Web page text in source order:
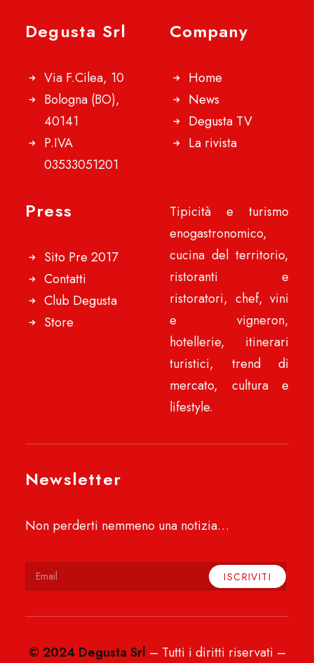
Degusta Srl
Via F.Cilea, 10
Bologna (BO),
40141
P.IVA
03533051201
Company
Home
News
Degusta TV
La rivista
Press
Sito Pre 2017
Contatti
Club Degusta
Store
Tipicità e turismo
enogastronomico,
cucina del territorio,
ristoranti e
ristoratori, chef, vini
e vigneron,
hotellerie, itinerari
turistici, trend di
mercato, cultura e
lifestyle.
Newsletter
Non perderti nemmeno una notizia…
© 2024 Degusta Srl – Tutti i diritti riservati –